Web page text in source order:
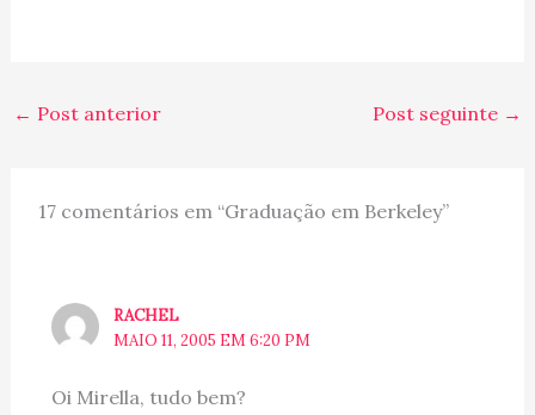
← Post anterior Post seguinte →
17 comentários em “Graduação em Berkeley”
RACHEL
MAIO 11, 2005 EM 6:20 PM
Oi Mirella, tudo bem?